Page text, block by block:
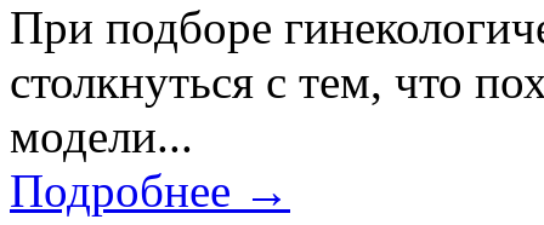
При подборе
столкнуться с тем, что
модели...
Подробнее →